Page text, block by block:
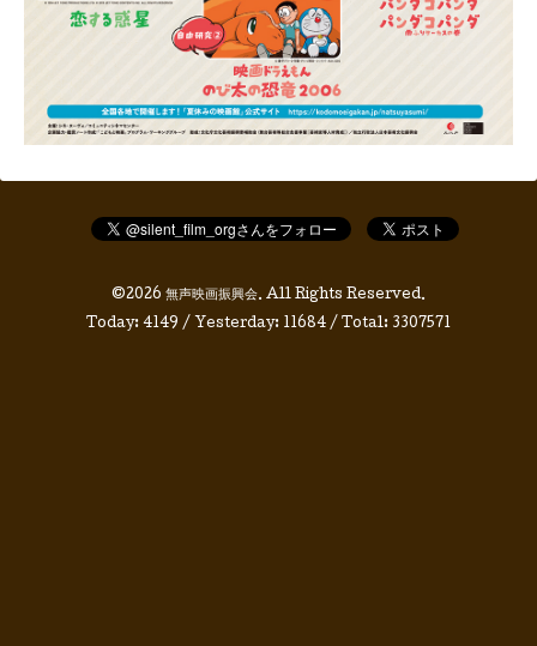
©2026 無声映画振興会. All Rights Reserved.
Today: 4149 / Yesterday: 11684 / Total: 3307571